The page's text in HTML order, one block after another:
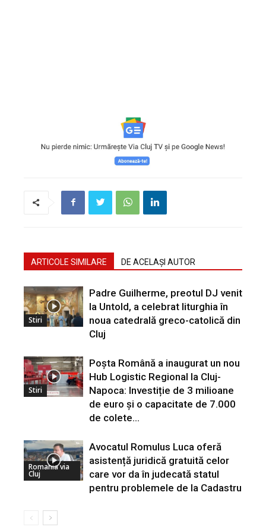
ARTICOLE SIMILARE DE ACELAȘI AUTOR
Stiri
Padre Guilherme, preotul DJ venit
la Untold, a celebrat liturghia în
noua catedrală greco-catolică din
Cluj
Stiri
Poșta Română a inaugurat un nou
Hub Logistic Regional la Cluj-
Napoca: Investiție de 3 milioane
de euro și o capacitate de 7.000
de colete...
Romania via
Cluj
Avocatul Romulus Luca oferă
asistență juridică gratuită celor
care vor da în judecată statul
pentru problemele de la Cadastru